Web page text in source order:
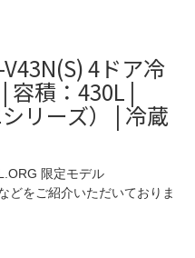
4ドア冷
容積：430L |
リーズ） | 冷蔵
限定モデル
どをご紹介いただいておりま